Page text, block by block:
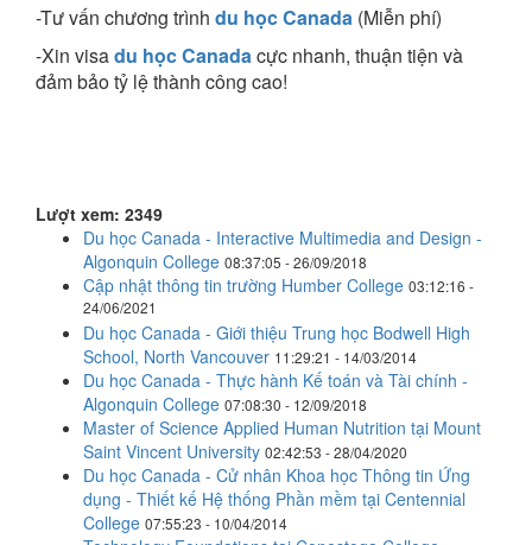
-Tư vấn chương trình du học Canada (Miễn phí)
-Xin visadu học Canadacực nhanh, thuận tiện và
đảm bảo tỷ lệ thành công cao!
Lượt xem: 2349
Du học Canada - Interactive Multimedia and Design -
Algonquin College 08:37:05 - 26/09/2018
Cập nhật thông tin trường Humber College 03:12:16 -
24/06/2021
Du học Canada - Giới thiệu Trung học Bodwell High
School, North Vancouver 11:29:21 - 14/03/2014
Du học Canada - Thực hành Kế toán và Tài chính -
Algonquin College 07:08:30 - 12/09/2018
Master of Science Applied Human Nutrition tại Mount
Saint Vincent University 02:42:53 - 28/04/2020
Du học Canada - Cử nhân Khoa học Thông tin Ứng
dụng - Thiết kế Hệ thống Phần mềm tại Centennial
College 07:55:23 - 10/04/2014